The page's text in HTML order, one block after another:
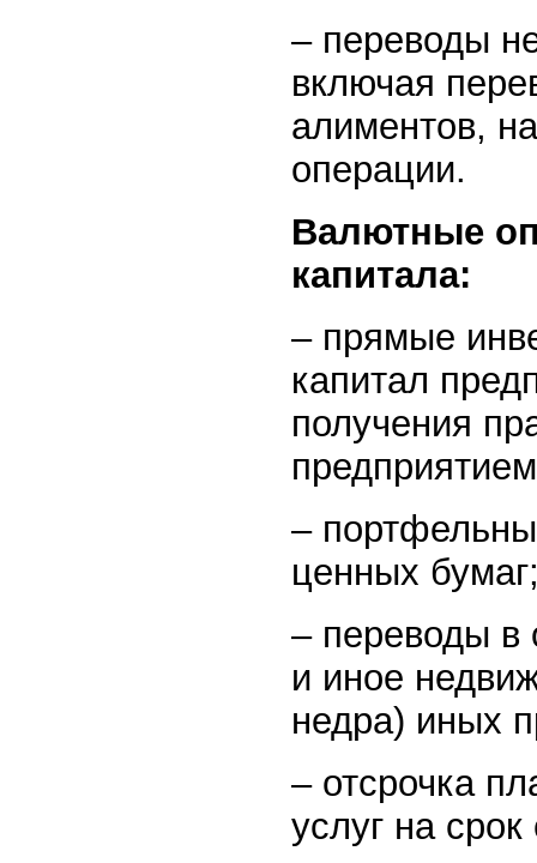
– переводы
включая
алиментов,
операции.
Валютные
капитала:
– прямые
капитал
получения
–
ценных
– переводы в
и иное
недра) иных
– отсрочка
услуг на